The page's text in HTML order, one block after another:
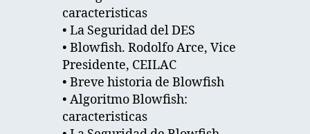
caracteristicas
• La Seguridad del DES
• Blowfish. Rodolfo Arce, Vice
Presidente, CEILAC
• Breve historia de Blowfish
• Algoritmo Blowfish:
caracteristicas